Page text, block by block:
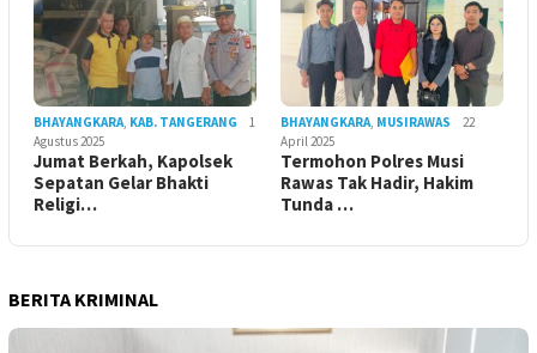
BHAYANGKARA, KAB. TANGERANG
1
Agustus 2025
Jumat Berkah, Kapolsek
Sepatan Gelar Bhakti
Religi…
BHAYANGKARA, MUSIRAWAS
22
April 2025
Termohon Polres Musi
Rawas Tak Hadir, Hakim
Tunda …
BERITA KRIMINAL